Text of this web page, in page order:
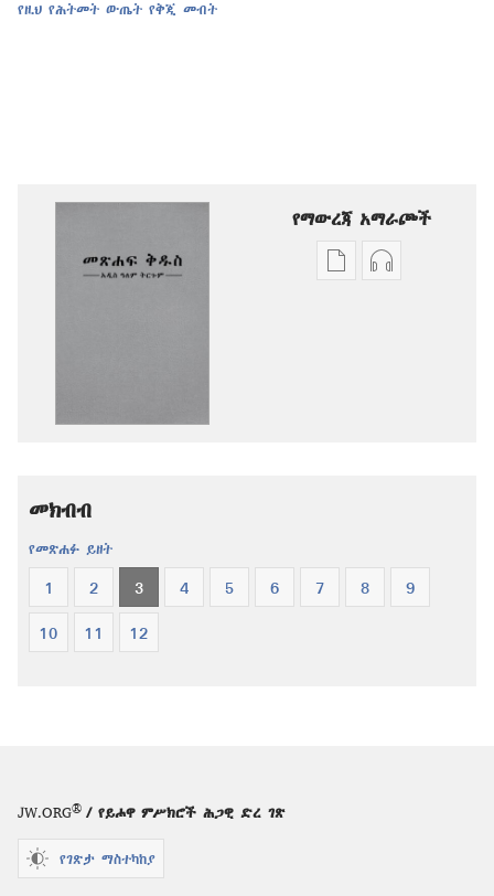
የዚህ የሕትመት ውጤት የቅጂ መብት
የማውረጃ አማራጮች
የሕትመትኦዲዮዎችን
መክብብ
የመጽሐፉ ይዘት
1 2 3 4 5 6 7 8 9
10 11 12
JW.ORG® / የይሖዋ ምሥክሮች ሕጋዊ ድረ ገጽ
የገጽታ ማስተካከያ